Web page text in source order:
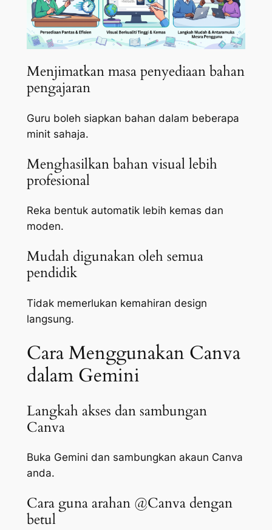
Menjimatkan masa penyediaan bahan
pengajaran
Guru boleh siapkan bahan dalam beberapa
minit sahaja.
Menghasilkan bahan visual lebih
profesional
Reka bentuk automatik lebih kemas dan
moden.
Mudah digunakan oleh semua
pendidik
Tidak memerlukan kemahiran design
langsung.
Cara Menggunakan Canva
dalam Gemini
Langkah akses dan sambungan
Canva
Buka Gemini dan sambungkan akaun Canva
anda.
Cara guna arahan @Canva dengan
betul